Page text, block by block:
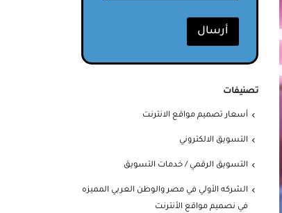
أرسال
تصنيفات
أسعار تصميم مواقع الانترنت
التسويق الالكتروني
التسويق الرقمي / خدمات التسويق
الشركه الأولي في مصر والوطن العربي المميزه
في نصميم مواقع الأنترنت